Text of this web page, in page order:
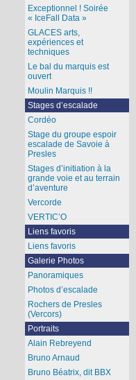
Exceptionnel ! Soirée
« IceFall Data »
GLACES arts,
expériences et
techniques
Le bal du marquis est
ouvert
Moulin Marquis !!
Stages d’escalade
Cordéo
Stage du groupe espoir
escalade de Savoie à
Presles
Stages d’initiation à la
grande voie et au terrain
d’aventure
Vercorde
VERTIC’O
Liens favoris
Liens favoris
Galerie Photos
Panoramiques
Photos d’escalade
Rochers de Presles
(Vercors)
Portraits
Alain Rebreyend
Bruno Arnaud
Bruno Béatrix, dit BBX